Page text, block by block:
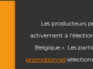
Les producteurs
activement à
Belgique ». Les
promotionnel